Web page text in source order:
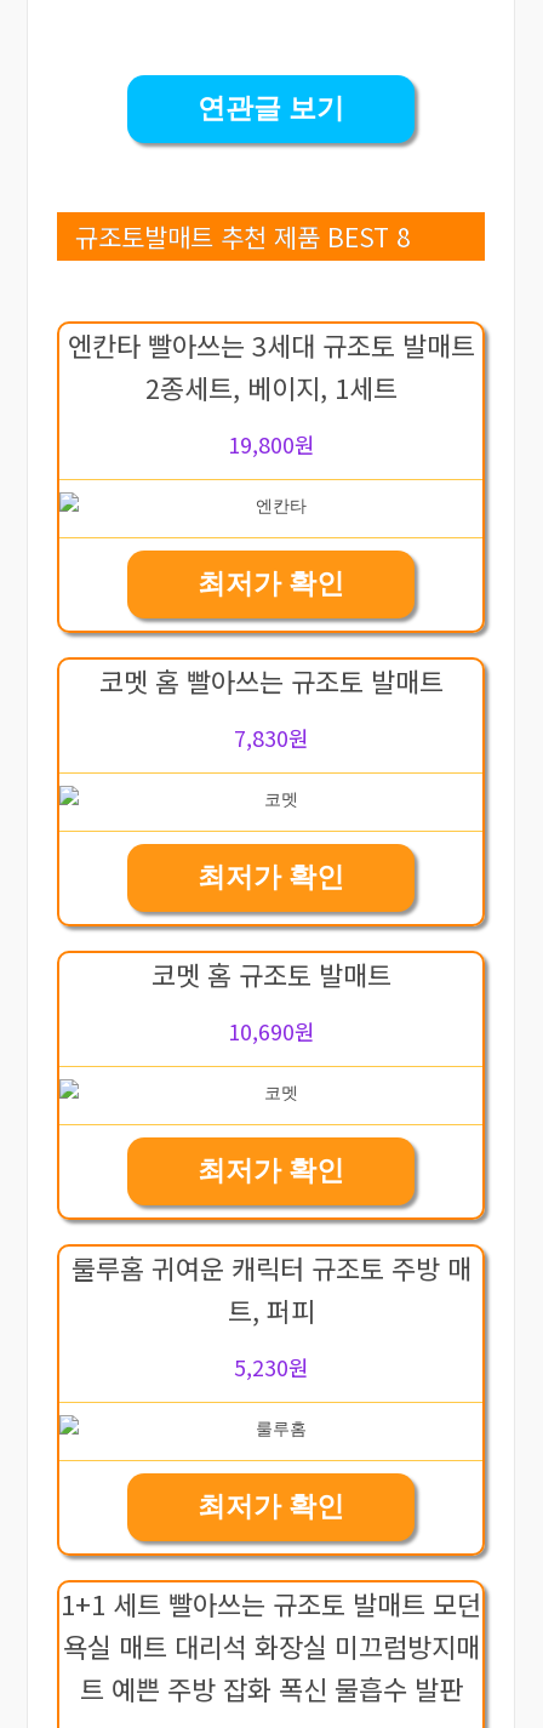
연관글 보기
규조토발매트 추천 제품 BEST 8
엔칸타 빨아쓰는 3세대 규조토 발매트
2종세트, 베이지, 1세트
19,800원
최저가 확인
코멧 홈 빨아쓰는 규조토 발매트
7,830원
최저가 확인
코멧 홈 규조토 발매트
10,690원
최저가 확인
룰루홈 귀여운 캐릭터 규조토 주방 매
트, 퍼피
5,230원
최저가 확인
1+1 세트 빨아쓰는 규조토 발매트 모던
욕실 매트 대리석 화장실 미끄럼방지매
트 예쁜 주방 잡화 폭신 물흡수 발판